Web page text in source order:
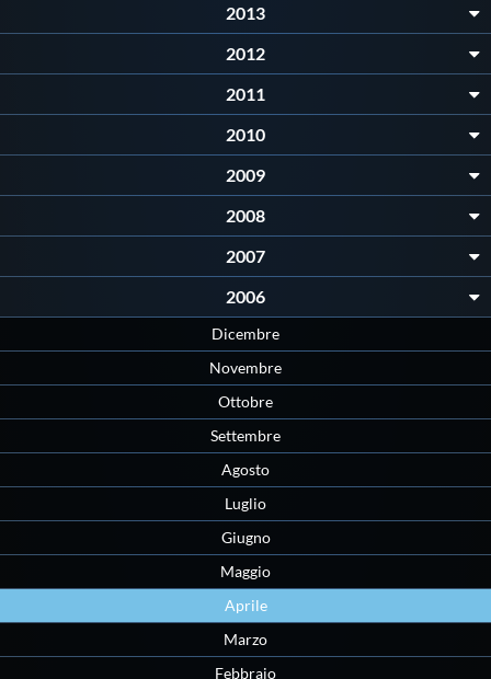
Mappa del sito
2013
2012
2011
2010
2009
2008
2007
2006
Dicembre
Novembre
Ottobre
Settembre
Agosto
Luglio
Giugno
Maggio
Aprile
Marzo
Febbraio